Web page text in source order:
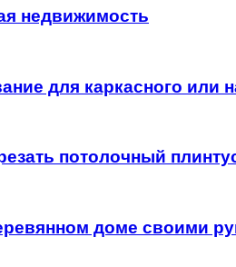
недвижимость
для каркасного или
потолочный
доме своими